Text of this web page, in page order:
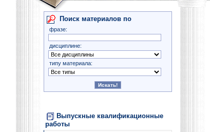
Поиск материалов по
фразе:
дисциплине:
типу материала:
Выпускные квалификационные
работы